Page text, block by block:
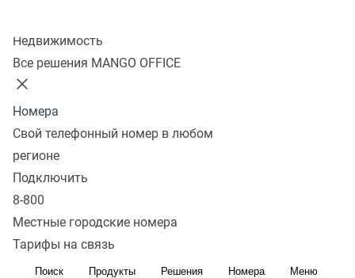
Недвижимость
Все решения MANGO OFFICE
Номера
Свой телефонный номер в любом
регионе
Подключить
8-800
Местные городские номера
Тарифы на связь
Поиск Продукты Решения Номера Меню
Маркетинговая поддержка
Стать партнером
> 50 млн
3 500 +
партнеров уже с нами